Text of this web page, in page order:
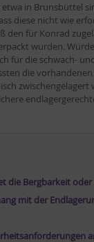
in Brunsbüttel
diese nicht wie
den für Konrad
wurden.
für die schwach-
die
zwischengelagert
die Bergbarkeit
mit der